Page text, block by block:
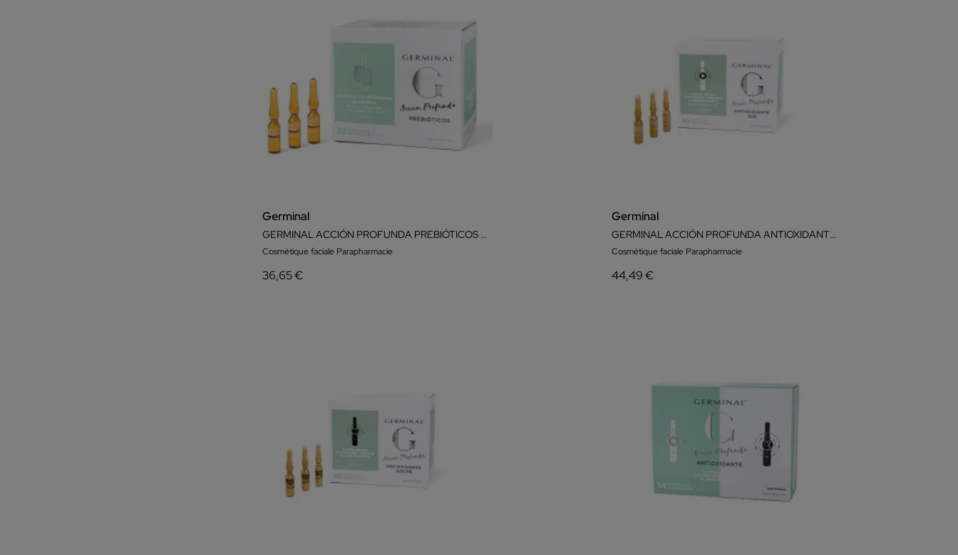
Germinal
GERMINAL ACCIÓN PROFUNDA PREBIÓTICOS 30 AMPOLLAS
Cosmétique faciale Parapharmacie
36,65 €
Germinal
GERMINAL ACCIÓN PROFUNDA ANTIOXIDANTE DIA 30 AMPOLLAS
Cosmétique faciale Parapharmacie
44,49 €